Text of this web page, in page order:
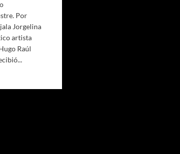
Por
Jorgelina
artista
Raúl